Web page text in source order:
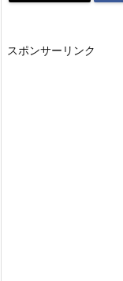
スポンサーリンク